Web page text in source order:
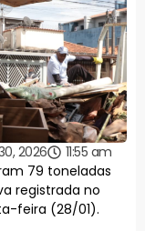
2026
11:55 am
79 toneladas
registrada no
feira (28/01).